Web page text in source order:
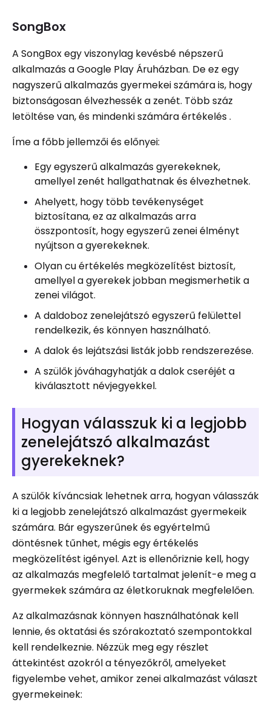
SongBox
A SongBox egy viszonylag kevésbé népszerű
alkalmazás a Google Play Áruházban. De ez egy
nagyszerű alkalmazás gyermekei számára is, hogy
biztonságosan élvezhessék a zenét. Több száz
letöltése van, és mindenki számára értékelés .
Íme a főbb jellemzői és előnyei:
Egy egyszerű alkalmazás gyerekeknek,
amellyel zenét hallgathatnak és élvezhetnek.
Ahelyett, hogy több tevékenységet
biztosítana, ez az alkalmazás arra
összpontosít, hogy egyszerű zenei élményt
nyújtson a gyerekeknek.
Olyan cu értékelés megközelítést biztosít,
amellyel a gyerekek jobban megismerhetik a
zenei világot.
A daldoboz zenelejátszó egyszerű felülettel
rendelkezik, és könnyen használható.
A dalok és lejátszási listák jobb rendszerezése.
A szülők jóváhagyhatják a dalok cseréjét a
kiválasztott névjegyekkel.
Hogyan válasszuk ki a legjobb
zenelejátszó alkalmazást
gyerekeknek?
A szülők kíváncsiak lehetnek arra, hogyan válasszák
ki a legjobb zenelejátszó alkalmazást gyermekeik
számára. Bár egyszerűnek és egyértelmű
döntésnek tűnhet, mégis egy értékelés
megközelítést igényel. Azt is ellenőriznie kell, hogy
az alkalmazás megfelelő tartalmat jelenít-e meg a
gyermekek számára az életkoruknak megfelelően.
Az alkalmazásnak könnyen használhatónak kell
lennie, és oktatási és szórakoztató szempontokkal
kell rendelkeznie. Nézzük meg egy részlet
áttekintést azokról a tényezőkről, amelyeket
figyelembe vehet, amikor zenei alkalmazást választ
gyermekeinek: